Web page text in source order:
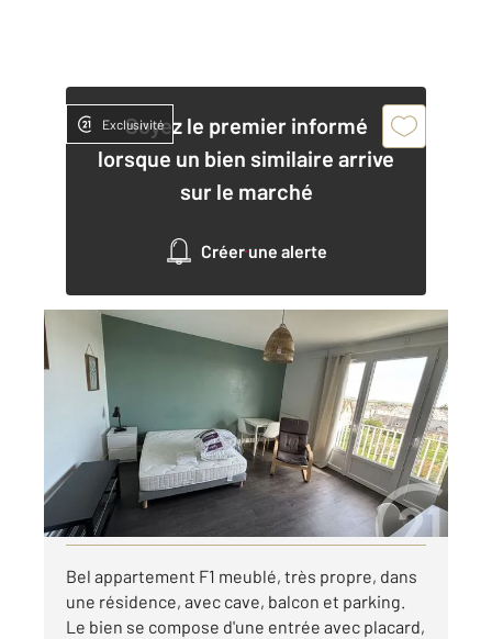
Soyez le premier informé
lorsque un bien similaire arrive
sur le marché
Créer une alerte
Exclusivité
ALENCON 61
33,26 m
Ref : 3547
Appartement F1 à louer
525 €
par mois charges comprises
Visiter le site dédié
Bel appartement F1 meublé, très propre, dans
une résidence, avec cave, balcon et parking.
Le bien se compose d'une entrée avec placard,